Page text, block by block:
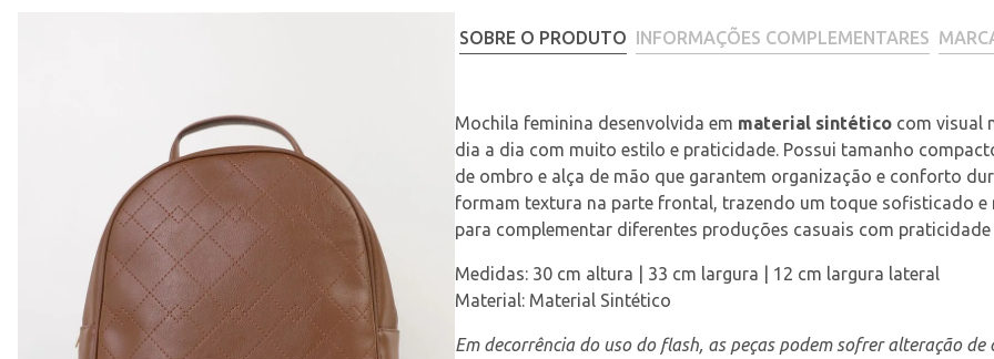
SOBRE O PRODUTO INFORMAÇÕES COMPLEMENTARES
Mochila feminina desenvolvida em material sintético com visual
dia a dia com muito estilo e praticidade. Possui tamanho
de ombro e alça de mão que garantem organização e conforto
formam textura na parte frontal, trazendo um toque sofisticado e
para complementar diferentes produções casuais com praticidade
Medidas: 30 cm altura | 33 cm largura | 12 cm largura lateral
Material: Material Sintético
Em decorrência do uso do flash, as peças podem sofrer alteração de